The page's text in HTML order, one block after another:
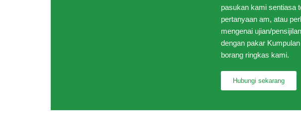
pasukan kami sentiasa
pertanyaan am, atau
mengenai ujian/
dengan pakar
borang ringkas kami.
Hubungi sekarang